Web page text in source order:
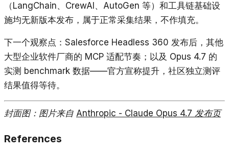
（LangChain、CrewAI、AutoGen 等）和工具链基础设
施均无新版本发布，属于正常采集结果，不作填充。
下一个观察点：Salesforce Headless 360 发布后，其他
大型企业软件厂商的 MCP 适配节奏；以及 Opus 4.7 的
实测 benchmark 数据——官方宣称提升，社区独立测评
结果值得等待。
封面图：图片来自 Anthropic - Claude Opus 4.7 发布页
References